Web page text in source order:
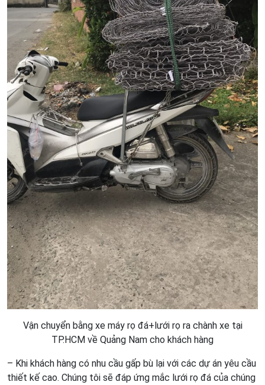
Vận chuyển bằng xe máy rọ đá+lưới rọ ra chành xe tại
TP.HCM về Quảng Nam cho khách hàng
– Khi khách hàng có nhu cầu gấp bù lại với các dự án yêu cầu
thiết kế cao. Chúng tôi sẽ đáp ứng mắc lưới rọ đá của chúng